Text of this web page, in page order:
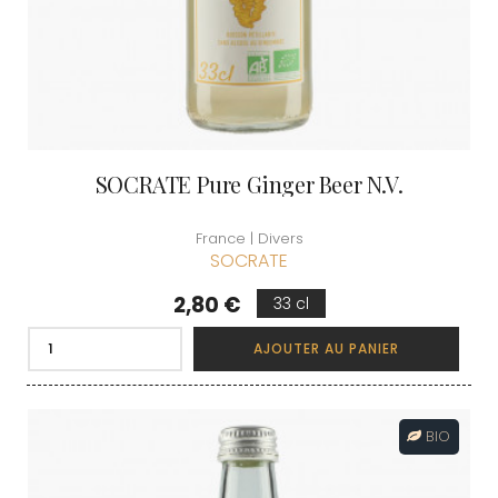
SOCRATE Pure Ginger Beer N.V.
France | Divers
SOCRATE
Prix
2,80 € 33 cl
AJOUTER AU PANIER
BIO